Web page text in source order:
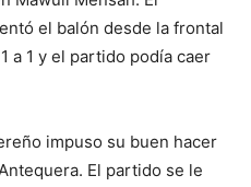
el balón desde la frontal
a 1 y el partido podía caer
impuso su buen hacer
El partido se le